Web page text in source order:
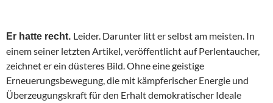
Er hatte recht. Leider. Darunter litt er selbst am meisten. In
einem seiner letzten Artikel, veröffentlicht auf Perlentaucher,
zeichnet er ein düsteres Bild. Ohne eine geistige
Erneuerungsbewegung, die mit kämpferischer Energie und
Überzeugungskraft für den Erhalt demokratischer Ideale